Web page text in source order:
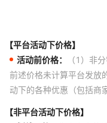
【平台活动下价格】
活动前价格：
（1）非
前述价格未计算平台发放
动下的各种优惠（包括商
【非平台活动下价格】